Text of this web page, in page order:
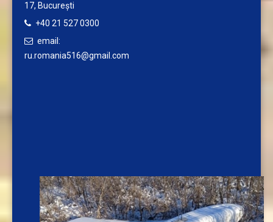
17, București
+40 21 527 0300
email:
ru.romania516@gmail.com